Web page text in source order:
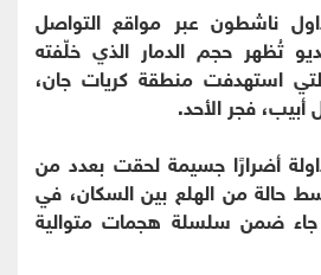
ناشطون عبر مواقع التواصل
تُظهر حجم الدمار الذي خلّفته
استهدفت منطقة كريات جان،
فجر الأحد.
أضرارًا جسيمة لحقت بعدد من
حالة من الهلع بين السكان، في
ضمن سلسلة هجمات متوالية